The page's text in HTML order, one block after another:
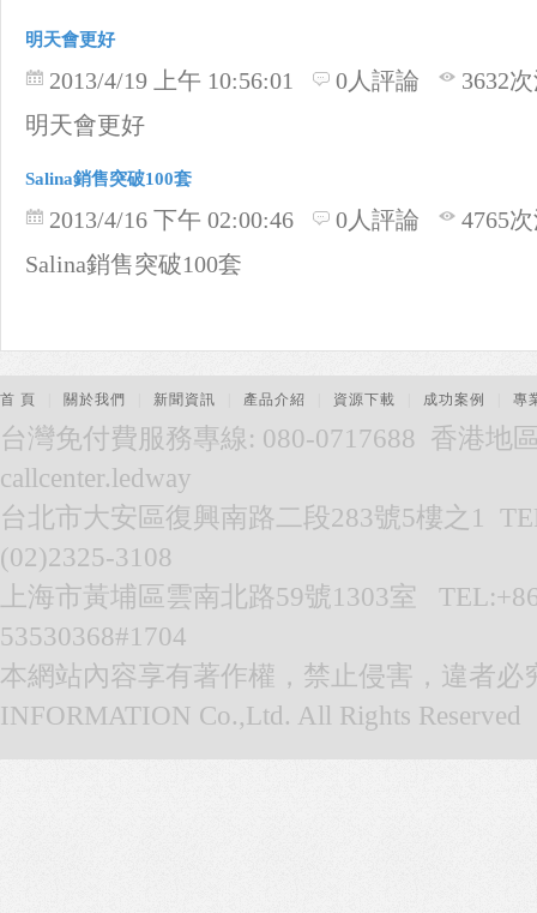
明天會更好
2013/4/19 上午 10:56:01 0人評論
3632
明天會更好
Salina銷售突破100套
2013/4/16 下午 02:00:46 0人評論
4765
Salina銷售突破100套
首 頁 關於我們 新聞資訊 產品介紹 資源下載 成功案例 專
台灣免付費服務專線: 080-0717688 香港地
callcenter.ledway
台北市大安區復興南路二段283號5樓之1
(02)2325-3108
上海市黃埔區雲南北路59號1303室
53530368#1704
本網站內容享有著作權，禁止侵害，違者必
INFORMATION Co.,Ltd. All Rights Reserved